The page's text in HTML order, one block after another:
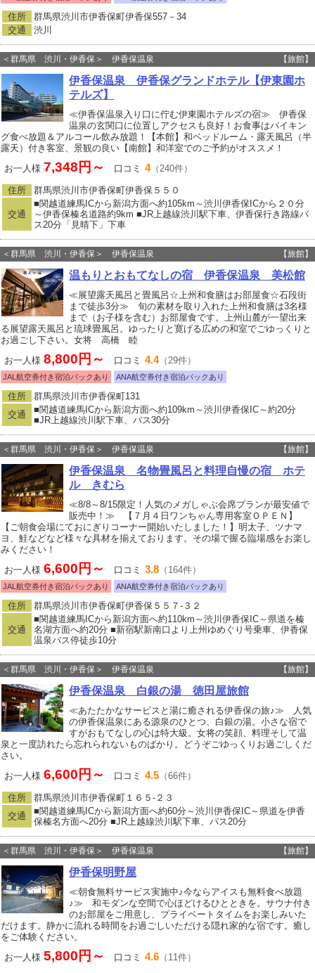
住所
群馬県渋川市伊香保町伊香保557－34
交通
渋川
＜群馬県 渋川・伊香保＞ 伊香保温泉 【旅館】
伊香保温泉 伊香保グランドホテル【伊東園ホ
テルズ】
≪伊香保温泉入り口に佇む伊東園ホテルズの宿≫ 伊香保
温泉の玄関口に位置しアクセスも良好！お食事はバイキン
グ食べ放題＆アルコール飲み放題！【本館】和ベッドルーム・露天風呂（半
露天）付き客室、景観の良い【南館】和洋室でのご予約がオススメ！
お一人様 7,348円～ 口コミ 4（240件）
住所 群馬県渋川市伊香保町伊香保５５０
交通
■関越道練馬ICから新潟方面へ約105km～渋川伊香保ICから２０分
～伊香保榛名道路約9km ■JR上越線渋川駅下車、伊香保行き路線バ
ス20分「見晴下」下車
＜群馬県 渋川・伊香保＞ 伊香保温泉 【旅館】
温もりとおもてなしの宿 伊香保温泉 美松館
≪展望露天風呂と畳風呂☆上州和食膳はお部屋食☆石段街
まで徒歩3分≫ 旬の素材を取り入れた上州和食膳は3名様
まで（お子様を含む）お部屋食です。上州山麓が一望出来
る展望露天風呂と琉球畳風呂。ゆったりと寛げる広めの和室でごゆっくりと
お過ごし下さい。女将 高橋 睦
お一人様 8,800円～ 口コミ 4.4（29件）
JAL航空券付き宿泊パックあり ANA航空券付き宿泊パックあり
住所
群馬県渋川市伊香保町131
交通
■関越道練馬ICから新潟方面へ約109km～渋川伊香保IC～約20分
■JR上越線渋川駅下車、バス30分
＜群馬県 渋川・伊香保＞ 伊香保温泉 【旅館】
伊香保温泉 名物畳風呂と料理自慢の宿 ホテ
ル きむら
≪8/8～8/15限定！人気のメガしゃぶ会席プランが最安値で
販売中！≫ 【７月４日ワンちゃん専用客室ＯＰＥＮ】
【ご朝食会場にておにぎりコーナー開始いたしました！】明太子、ツナマ
ヨ、鮭などなど様々な具材を揃えております。その場で握る臨場感をお楽し
みください！
お一人様 6,600円～ 口コミ 3.8 （164件）
JAL航空券付き宿泊パックあり ANA航空券付き宿泊パックあり
住所 群馬県渋川市伊香保町伊香保５５７‐３２
交通
■関越道練馬ICから新潟方面へ約110km～渋川伊香保IC～県道を榛
名湖方面へ約20分 ■新宿駅新南口より上州ゆめぐり号乗車、伊香保
温泉バス停徒歩10分
＜群馬県 渋川・伊香保＞ 伊香保温泉 【旅館】
伊香保温泉 白銀の湯 徳田屋旅館
≪あたたかなサービスと湯に癒される伊香保の旅♪≫ 人気
の伊香保温泉にある源泉のひとつ、白銀の湯。小さな宿で
すがおもてなしの心は特大級。女将の笑顔、料理そして温
泉と一度訪れたら忘れられないものばかり。どうぞごゆっくりお過ごしくだ
さい。
お一人様 6,600円～ 口コミ 4.5 （66件）
住所
群馬県渋川市伊香保町１６５‐２３
交通
■関越道練馬ICから新潟方面へ約60分～渋川伊香保IC～県道を伊香
保榛名方面へ20分 ■JR上越線渋川駅下車、バス20分
＜群馬県 渋川・伊香保＞ 伊香保温泉 【旅館】
伊香保明野屋
≪朝食無料サービス実施中♪今ならアイスも無料食べ放題
♪≫ 和モダンな空間で心ほどけるひとときを。サウナ付き
のお部屋をご用意し、プライベートタイムをお楽しみいた
だけます。静かに流れる時間をお過ごしいただける隠れ家的な宿です。癒し
をご体験ください。
お一人様 5,800円～ 口コミ 4.6 （11件）